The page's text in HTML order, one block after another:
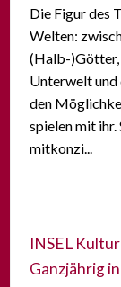
Die Figur des
Welten:
(Halb-)Götter,
Unterwelt und
den
spielen mit ihr.
mitkonzi...
INSEL
Ganzjährig